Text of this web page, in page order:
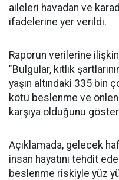
aileleri havadan ve
ifadelerine yer verildi.
Raporun verilerine
"Bulgular, kıtlık
yaşın altındaki 335 bin
kötü beslenme ve
karşıya olduğunu
Açıklamada, gelecek
insan hayatını tehdit
beslenme riskiyle yüz